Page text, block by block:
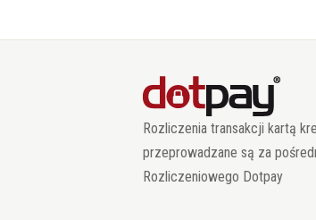
Rozliczenia transakcji kartą
przeprowadzane są za
Rozliczeniowego Dotpay